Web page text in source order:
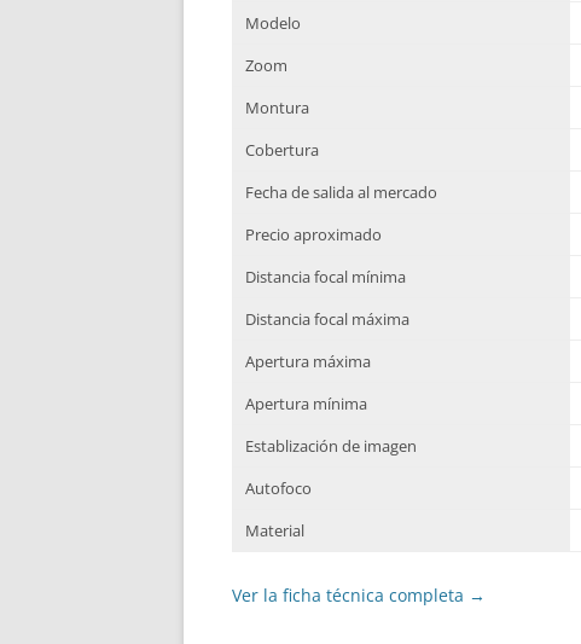
Modelo
Zoom
Montura
Cobertura
Fecha de salida al mercado
Precio aproximado
Distancia focal mínima
Distancia focal máxima
Apertura máxima
Apertura mínima
Establización de imagen
Autofoco
Material
Ver la ficha técnica completa →